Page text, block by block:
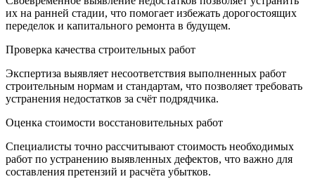
их на ранней стадии, что помогает избежать дорогостоящих
переделок и капитального ремонта в будущем.
Проверка качества строительных работ
Экспертиза выявляет несоответствия выполненных работ
строительным нормам и стандартам, что позволяет требовать
устранения недостатков за счёт подрядчика.
Оценка стоимости восстановительных работ
Специалисты точно рассчитывают стоимость необходимых
работ по устранению выявленных дефектов, что важно для
составления претензий и расчёта убытков.